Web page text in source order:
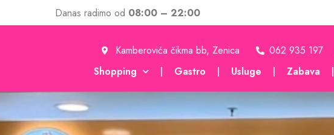
Danas radimo od 08:00 – 22:00
Kamberovića čikma bb, Zenica 062 935 197
Shopping
Gastro Usluge Zabava